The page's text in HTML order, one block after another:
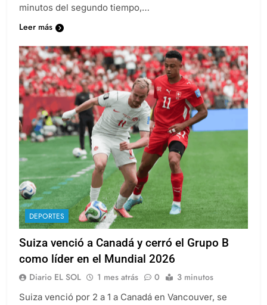
minutos del segundo tiempo,…
Leer más
DEPORTES
Suiza venció a Canadá y cerró el Grupo B
como líder en el Mundial 2026
Diario EL SOL 1 mes atrás 0 3 minutos
Suiza venció por 2 a 1 a Canadá en Vancouver, se